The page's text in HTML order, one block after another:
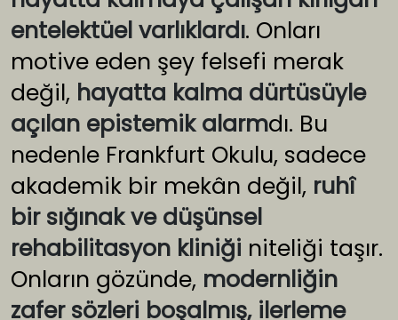
entelektüel varlıklardı. Onları
motive eden şey felsefi merak
değil, hayatta kalma dürtüsüyle
açılan epistemik alarmdı. Bu
nedenle Frankfurt Okulu, sadece
akademik bir mekân değil, ruhî
bir sığınak ve düşünsel
rehabilitasyon kliniği niteliği taşır.
Onların gözünde, modernliğin
zafer sözleri boşalmış, ilerleme